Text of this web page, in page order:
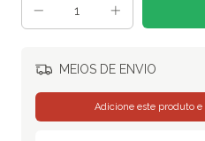
MEIOS DE ENVIO
Adicione este produto e